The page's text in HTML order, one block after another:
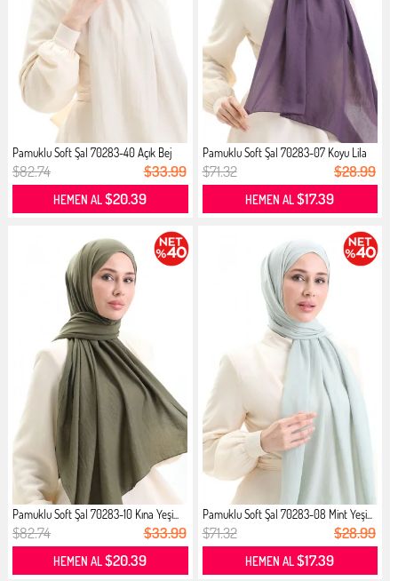
Pamuklu Soft Şal 70283-40 Açık Bej
$82.74 $33.99
HEMEN AL$20.39
Pamuklu Soft Şal 70283-07 Koyu Lila
$71.32 $28.99
HEMEN AL$17.39
Pamuklu Soft Şal 70283-10 Kına Yeşi...
$82.74 $33.99
HEMEN AL$20.39
Pamuklu Soft Şal 70283-08 Mint Yeşi...
$71.32 $28.99
HEMEN AL$17.39